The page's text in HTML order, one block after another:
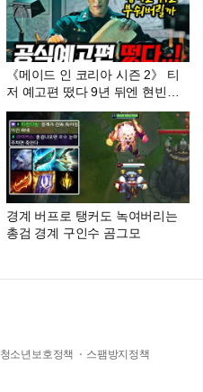
《메이드 인 코리아 시즌 2》 티
저 예고편 떴다 9년 뒤엔 현빈이
대통령..? 진짜 이번 예고편 떡밥
미쳤습니다ㄷㄷ
경계 버프로 탱커도 녹여버리는
총검 경계 구인수 곰그모
청소년보호정책
스팸방지정책